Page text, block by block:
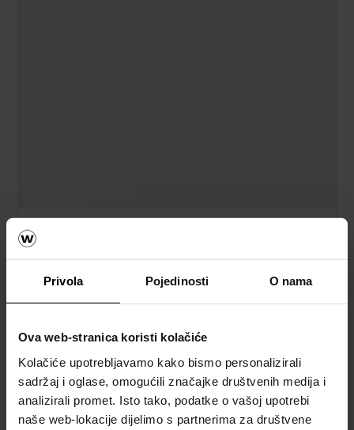
Privola Pojedinosti O nama
Ova web-stranica koristi kolačiće
Kolačiće upotrebljavamo kako bismo personalizirali
sadržaj i oglase, omogućili značajke društvenih medija i
analizirali promet. Isto tako, podatke o vašoj upotrebi
naše web-lokacije dijelimo s partnerima za društvene